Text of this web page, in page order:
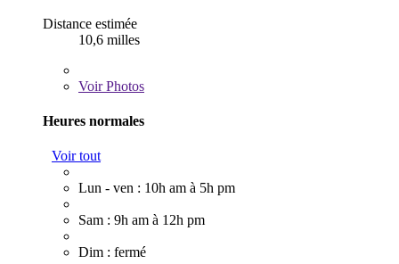
Distance estimée
10,6 milles
VoirPhotos
Heures normales
Voir tout
Lun - ven : 10h am à 5h pm
Sam : 9h am à 12h pm
Dim : fermé